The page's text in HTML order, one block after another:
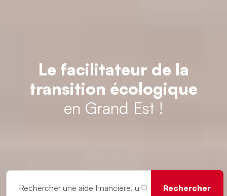
Le facilitateur de la
transition écologique
en Grand Est !